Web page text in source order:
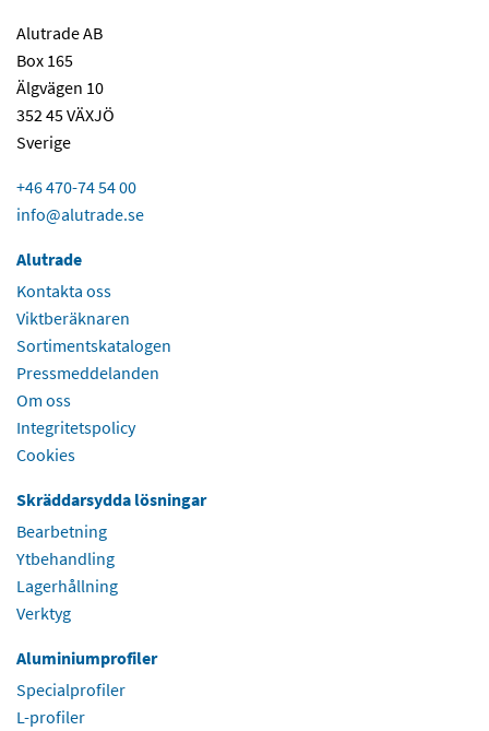
Alutrade AB
Box 165
Älgvägen 10
352 45 VÄXJÖ
Sverige
+46 470-74 54 00
info@alutrade.se
Alutrade
Kontakta oss
Viktberäknaren
Sortimentskatalogen
Pressmeddelanden
Om oss
Integritetspolicy
Cookies
Skräddarsydda lösningar
Bearbetning
Ytbehandling
Lagerhållning
Verktyg
Aluminiumprofiler
Specialprofiler
L-profiler